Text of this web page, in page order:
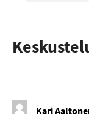
Kari